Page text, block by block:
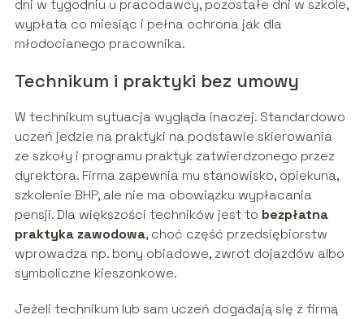
dni w tygodniu u pracodawcy, pozostałe dni w szkole,
wypłata co miesiąc i pełna ochrona jak dla
młodocianego pracownika.
Technikum i praktyki bez umowy
W technikum sytuacja wygląda inaczej. Standardowo
uczeń jedzie na praktyki na podstawie skierowania
ze szkoły i programu praktyk zatwierdzonego przez
dyrektora. Firma zapewnia mu stanowisko, opiekuna,
szkolenie BHP, ale nie ma obowiązku wypłacania
pensji. Dla większości techników jest to bezpłatna
praktyka zawodowa, choć część przedsiębiorstw
wprowadza np. bony obiadowe, zwrot dojazdów albo
symboliczne kieszonkowe.
Jeżeli technikum lub sam uczeń dogadają się z firmą